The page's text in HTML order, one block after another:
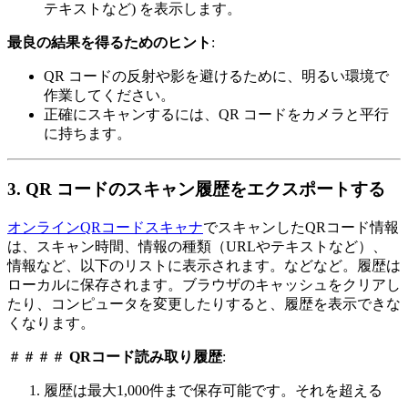
テキストなど) を表示します。
最良の結果を得るためのヒント :
QR コードの反射や影を避けるために、明るい環境で
作業してください。
正確にスキャンするには、QR コードをカメラと平行
に持ちます。
3. QR コードのスキャン履歴をエクスポートする
オンラインQRコードスキャナでスキャンしたQRコード情報
は、スキャン時間、情報の種類（URLやテキストなど）、
情報など、以下のリストに表示されます。などなど。履歴は
ローカルに保存されます。ブラウザのキャッシュをクリアし
たり、コンピュータを変更したりすると、履歴を表示できな
くなります。
＃＃＃＃ QRコード読み取り履歴:
履歴は最大1,000件まで保存可能です。それを超える